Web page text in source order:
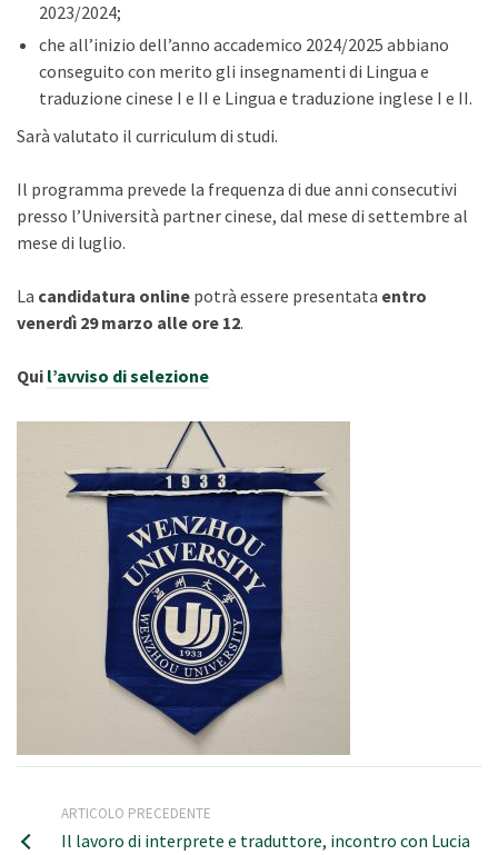
2023/2024;
che all’inizio dell’anno accademico 2024/2025 abbiano
conseguito con merito gli insegnamenti di Lingua e
traduzione cinese I e II e Lingua e traduzione inglese I e II.
Sarà valutato il curriculum di studi.
Il programma prevede la frequenza di due anni consecutivi
presso l’Università partner cinese, dal mese di settembre al
mese di luglio.
La candidatura online potrà essere presentata entro
venerdì 29 marzo alle ore 12.
Qui l’avviso di selezione
ARTICOLO PRECEDENTE
Il lavoro di interprete e traduttore, incontro con Lucia